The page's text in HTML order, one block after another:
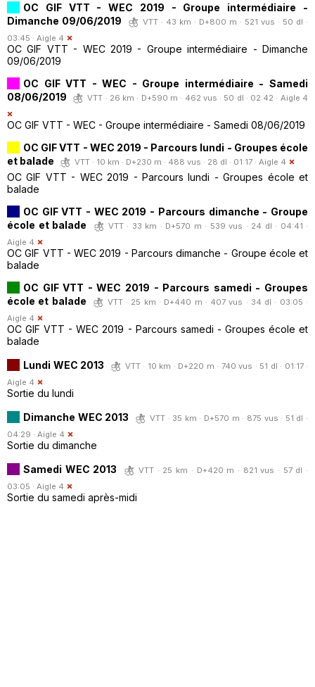
OC GIF VTT - WEC 2019 - Groupe intermédiaire -
Dimanche 09/06/2019
VTT · 43 km · D+800 m · 521 vus · 50 dl ·
03:45 · Aigle 4
OC GIF VTT - WEC 2019 - Groupe intermédiaire - Dimanche
09/06/2019
OC GIF VTT - WEC - Groupe intermédiaire - Samedi
08/06/2019
VTT · 26 km · D+590 m · 462 vus · 50 dl · 02:42 · Aigle 4
OC GIF VTT - WEC - Groupe intermédiaire - Samedi 08/06/2019
OC GIF VTT - WEC 2019 - Parcours lundi - Groupes école
et balade
VTT · 10 km · D+230 m · 488 vus · 28 dl · 01:17 · Aigle 4
OC GIF VTT - WEC 2019 - Parcours lundi - Groupes école et
balade
OC GIF VTT - WEC 2019 - Parcours dimanche - Groupe
école et balade
VTT · 33 km · D+570 m · 539 vus · 24 dl · 04:41 ·
Aigle 4
OC GIF VTT - WEC 2019 - Parcours dimanche - Groupe école et
balade
OC GIF VTT - WEC 2019 - Parcours samedi - Groupes
école et balade
VTT · 25 km · D+440 m · 407 vus · 34 dl · 03:05 ·
Aigle 4
OC GIF VTT - WEC 2019 - Parcours samedi - Groupes école et
balade
Lundi WEC 2013
VTT · 10 km · D+220 m · 740 vus · 51 dl · 01:17 ·
Aigle 4
Sortie du lundi
Dimanche WEC 2013
VTT · 35 km · D+570 m · 875 vus · 51 dl ·
04:29 · Aigle 4
Sortie du dimanche
Samedi WEC 2013
VTT · 25 km · D+420 m · 821 vus · 57 dl ·
03:05 · Aigle 4
Sortie du samedi après-midi